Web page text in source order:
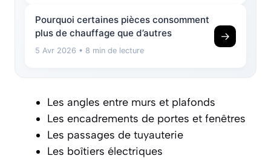
Pourquoi certaines pièces consomment
plus de chauffage que d’autres
5 Avr 2026 • 8 min de lecture
→
Les angles entre murs et plafonds
Les encadrements de portes et fenêtres
Les passages de tuyauterie
Les boîtiers électriques